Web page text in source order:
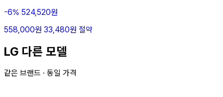
-6% 524,520원
558,000원 33,480원 절약
LG 다른 모델
같은 브랜드 · 동일 가격